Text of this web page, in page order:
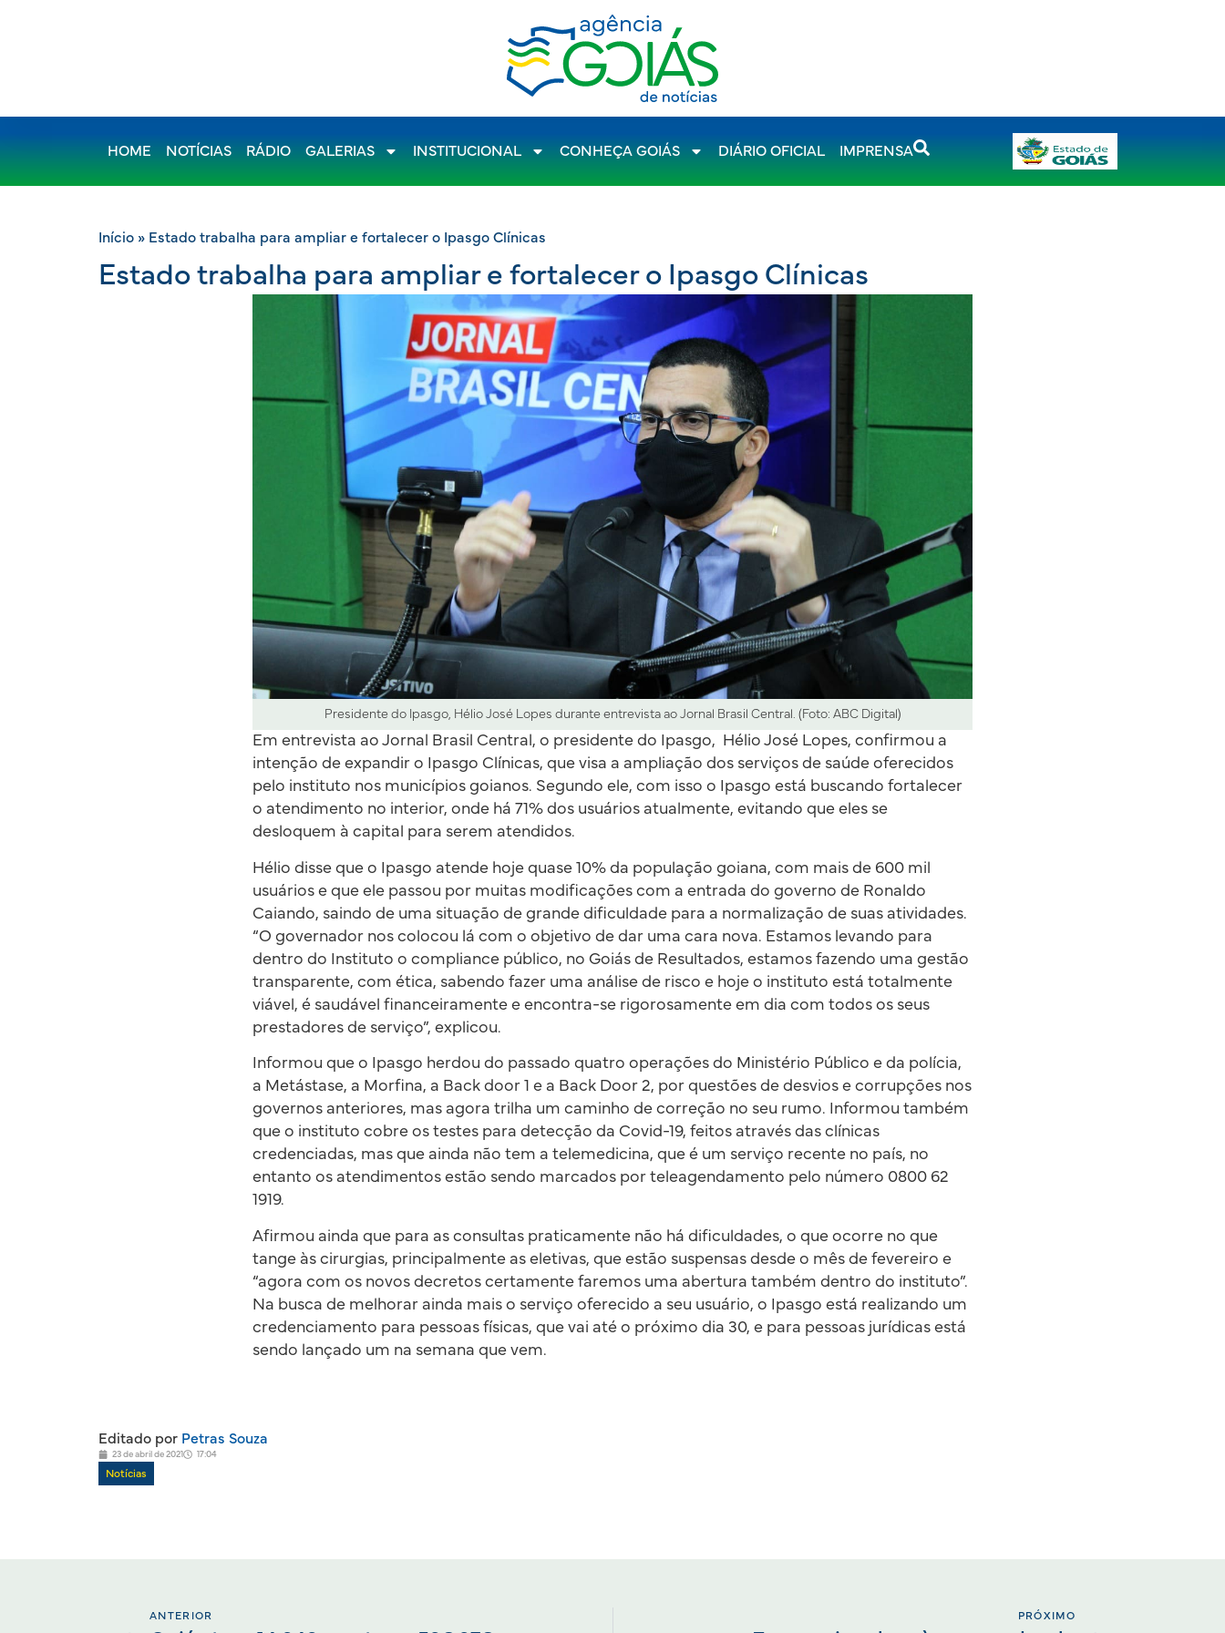
HOME NOTÍCIAS RÁDIO GALERIAS INSTITUCIONAL CONHEÇA GOIÁS DIÁRIO OFICIAL IMPRENSA
Início » Estado trabalha para ampliar e fortalecer o Ipasgo Clínicas
Estado trabalha para ampliar e fortalecer o Ipasgo Clínicas
Presidente do Ipasgo, Hélio José Lopes durante entrevista ao Jornal Brasil Central. (Foto: ABC Digital)
Em entrevista ao Jornal Brasil Central, o presidente do Ipasgo, Hélio José Lopes, confirmou a
intenção de expandir o Ipasgo Clínicas, que visa a ampliação dos serviços de saúde oferecidos
pelo instituto nos municípios goianos. Segundo ele, com isso o Ipasgo está buscando fortalecer
o atendimento no interior, onde há 71% dos usuários atualmente, evitando que eles se
desloquem à capital para serem atendidos.
Hélio disse que o Ipasgo atende hoje quase 10% da população goiana, com mais de 600 mil
usuários e que ele passou por muitas modificações com a entrada do governo de Ronaldo
Caiando, saindo de uma situação de grande dificuldade para a normalização de suas atividades.
“O governador nos colocou lá com o objetivo de dar uma cara nova. Estamos levando para
dentro do Instituto o compliance público, no Goiás de Resultados, estamos fazendo uma gestão
transparente, com ética, sabendo fazer uma análise de risco e hoje o instituto está totalmente
viável, é saudável financeiramente e encontra-se rigorosamente em dia com todos os seus
prestadores de serviço”, explicou.
Informou que o Ipasgo herdou do passado quatro operações do Ministério Público e da polícia,
a Metástase, a Morfina, a Back door 1 e a Back Door 2, por questões de desvios e corrupções nos
governos anteriores, mas agora trilha um caminho de correção no seu rumo. Informou também
que o instituto cobre os testes para detecção da Covid-19, feitos através das clínicas
credenciadas, mas que ainda não tem a telemedicina, que é um serviço recente no país, no
entanto os atendimentos estão sendo marcados por teleagendamento pelo número 0800 62
1919.
Afirmou ainda que para as consultas praticamente não há dificuldades, o que ocorre no que
tange às cirurgias, principalmente as eletivas, que estão suspensas desde o mês de fevereiro e
“agora com os novos decretos certamente faremos uma abertura também dentro do instituto”.
Na busca de melhorar ainda mais o serviço oferecido a seu usuário, o Ipasgo está realizando um
credenciamento para pessoas físicas, que vai até o próximo dia 30, e para pessoas jurídicas está
sendo lançado um na semana que vem.
Editado por Petras Souza
23 de abril de 2021 17:04
Notícias
ANTERIOR PRÓXIMO